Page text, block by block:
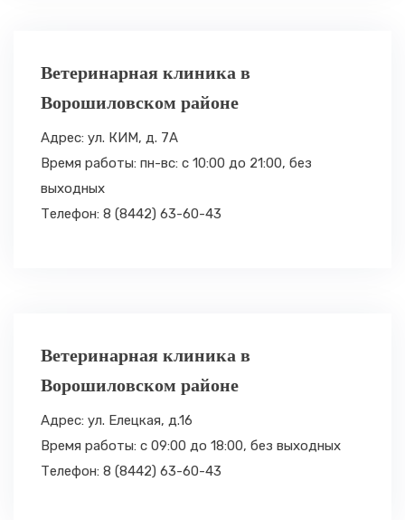
Ветеринарная клиника в
Ворошиловском районе
Адрес: ул. КИМ, д. 7А
Время работы: пн-вс: с 10:00 до 21:00, без
выходных
Телефон: 8 (8442) 63-60-43
Ветеринарная клиника в
Ворошиловском районе
Адрес: ул. Елецкая, д.16
Время работы: с 09:00 до 18:00, без выходных
Телефон: 8 (8442) 63-60-43